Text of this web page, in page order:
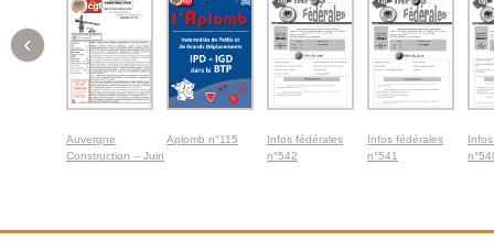
Auvergne
Construction – Juin
Aplomb n°115
Infos fédérales
n°542
Infos fédérales
n°541
‹